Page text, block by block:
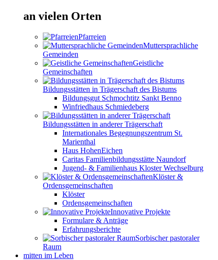
an vielen Orten
Pfarreien
Muttersprachliche
Gemeinden
Geistliche
Gemeinschaften
Bildungsstätten in Trägerschaft des Bistums
Bildungsgut Schmochtitz Sankt Benno
Winfriedhaus Schmiedeberg
Bildungsstätten in anderer Trägerschaft
Internationales Begegnungszentrum St.
Marienthal
Haus HohenEichen
Caritas Familienbildungsstätte Naundorf
Jugend- & Familienhaus Kloster Wechselburg
Klöster &
Ordensgemeinschaften
Klöster
Ordensgemeinschaften
Innovative Projekte
Formulare & Anträge
Erfahrungsberichte
Sorbischer pastoraler
Raum
mitten im Leben